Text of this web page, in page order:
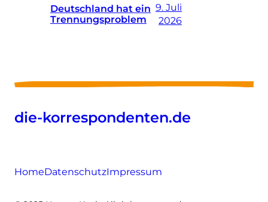
Deutschland hat ein
Trennungsproblem
9. Juli
2026
die-korrespondenten.de
HomeDatenschutzImpressum